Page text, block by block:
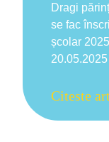
on
Dragi
se fac
școlar
Citeste